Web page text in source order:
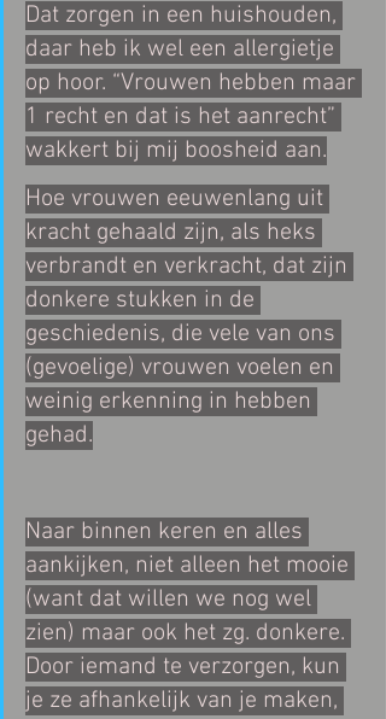
Dat zorgen in een huishouden,
daar heb ik wel een allergietje
op hoor. “Vrouwen hebben maar
1 recht en dat is het aanrecht”
wakkert bij mij boosheid aan.
Hoe vrouwen eeuwenlang uit
kracht gehaald zijn, als heks
verbrandt en verkracht, dat zijn
donkere stukken in de
geschiedenis, die vele van ons
(gevoelige) vrouwen voelen en
weinig erkenning in hebben
gehad.
Naar binnen keren en alles
aankijken, niet alleen het mooie
(want dat willen we nog wel
zien) maar ook het zg. donkere.
Door iemand te verzorgen, kun
je ze afhankelijk van je maken,